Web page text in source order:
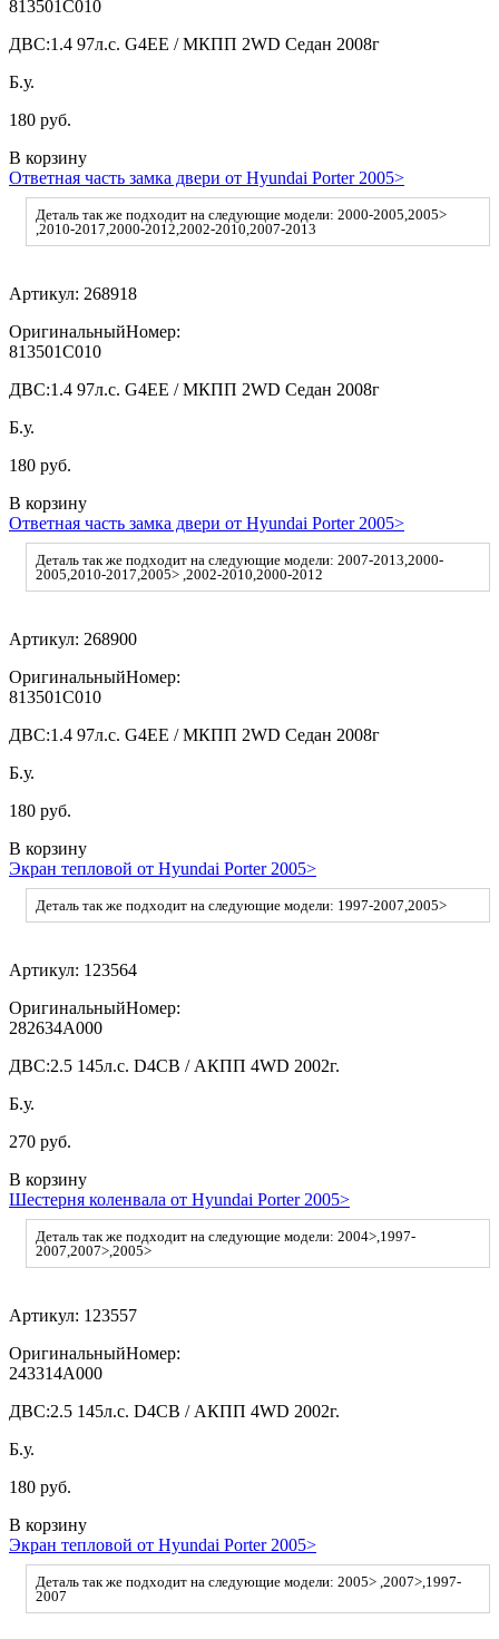
813501C010
ДВС:1.4 97л.с. G4EE / МКПП 2WD Седан 2008г
Б.у.
180 руб.
В корзину
Ответная часть замка двери от Hyundai Porter 2005>
Деталь так же подходит на следующие модели: 2000-2005,2005>
,2010-2017,2000-2012,2002-2010,2007-2013
Артикул: 268918
ОригинальныйНомер:
813501C010
ДВС:1.4 97л.с. G4EE / МКПП 2WD Седан 2008г
Б.у.
180 руб.
В корзину
Ответная часть замка двери от Hyundai Porter 2005>
Деталь так же подходит на следующие модели: 2007-2013,2000-
2005,2010-2017,2005> ,2002-2010,2000-2012
Артикул: 268900
ОригинальныйНомер:
813501C010
ДВС:1.4 97л.с. G4EE / МКПП 2WD Седан 2008г
Б.у.
180 руб.
В корзину
Экран тепловой от Hyundai Porter 2005>
Деталь так же подходит на следующие модели: 1997-2007,2005>
Артикул: 123564
ОригинальныйНомер:
282634A000
ДВС:2.5 145л.с. D4CB / АКПП 4WD 2002г.
Б.у.
270 руб.
В корзину
Шестерня коленвала от Hyundai Porter 2005>
Деталь так же подходит на следующие модели: 2004>,1997-
2007,2007>,2005>
Артикул: 123557
ОригинальныйНомер:
243314A000
ДВС:2.5 145л.с. D4CB / АКПП 4WD 2002г.
Б.у.
180 руб.
В корзину
Экран тепловой от Hyundai Porter 2005>
Деталь так же подходит на следующие модели: 2005> ,2007>,1997-
2007